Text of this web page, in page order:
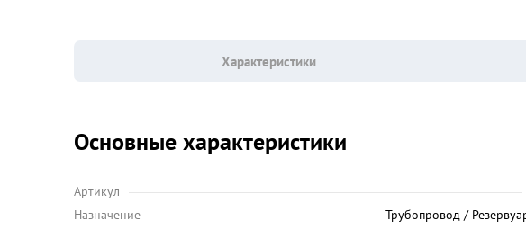
Характеристики
Основные характеристики
Артикул
Назначение
Трубопровод /